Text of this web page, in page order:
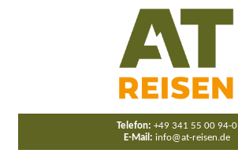
Telefon: +49 341 55 00 94-0
E-Mail: info@at-reisen.de